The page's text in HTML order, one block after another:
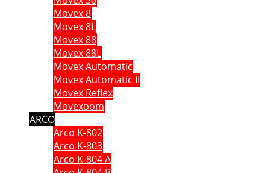
Movex 8
Movex 8L
Movex 88
Movex 88L
Movex Automatic
Movex Automatic II
Movex Reflex
Movexoom
ARCO
Arco K-802
Arco K-803
Arco K-804 A